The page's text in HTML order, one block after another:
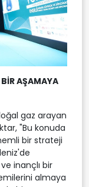
AŞAMAYA
gaz arayan
"Bu konuda
bir strateji
inançlı bir
almaya